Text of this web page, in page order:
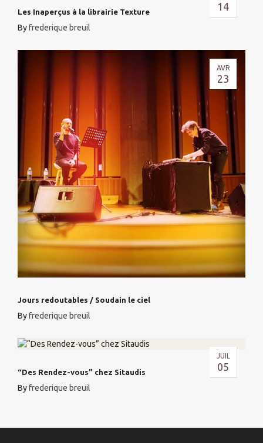
14
Les Inaperçus à la librairie Texture
Byfrederique breuil
AVR
23
Jours redoutables / Soudain le ciel
Byfrederique breuil
JUIL
05
“Des Rendez-vous” chez Sitaudis
Byfrederique breuil